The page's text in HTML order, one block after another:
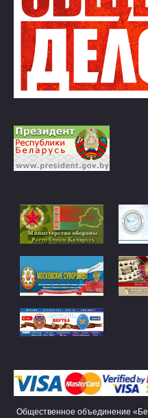
Общественное объединение